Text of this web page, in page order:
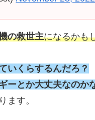
の救世主になるかも
いくらするんだろ？
ーとか大丈夫なのか
ます。